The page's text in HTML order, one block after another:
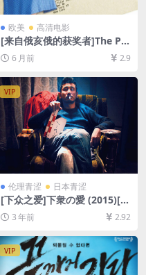
欧美 高清电影
[来自俄亥俄的获奖者]The Pri
ze Winner of Defiance, Ohi
o (2005)[百度网盘+夸克网盘1
080P超清未删减资源][网盘在
线播放/下载][MP4/6.3GB][中
英字幕]
6 月前 2.9
VIP
伦理青涩 日本青涩
[下众之爱]下衆の愛 (2015)[百
度网盘+迅雷云盘资源1080P
超清未删减][MP4/2.6GB][中
3 年前 2.92
VIP